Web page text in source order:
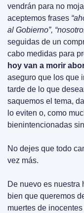
vendrán para no
aceptemos frases
al Gobierno”,
seguidas de un
cabo medidas para
hoy van a morir
aseguro que los que
tarde de lo que
saquemos el tema,
lo eviten o, como
bienintencionadas
No dejes que todo
vez más.
De nuevo es nuestra
bien que queremos
muertes de